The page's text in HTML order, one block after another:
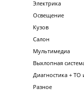
Электрика
Освещение
Кузов
Салон
Мультимедиа
Выхлопная
Диагностика +
Разное